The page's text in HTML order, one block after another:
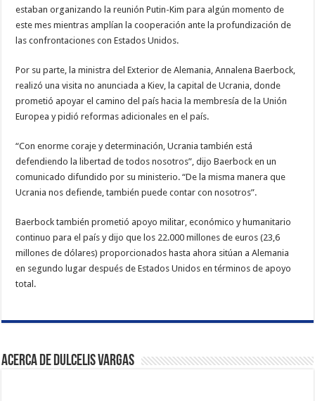
estaban organizando la reunión Putin-Kim para algún momento de
este mes mientras amplían la cooperación ante la profundización de
las confrontaciones con Estados Unidos.
Por su parte, la ministra del Exterior de Alemania, Annalena Baerbock,
realizó una visita no anunciada a Kiev, la capital de Ucrania, donde
prometió apoyar el camino del país hacia la membresía de la Unión
Europea y pidió reformas adicionales en el país.
“Con enorme coraje y determinación, Ucrania también está
defendiendo la libertad de todos nosotros”, dijo Baerbock en un
comunicado difundido por su ministerio. “De la misma manera que
Ucrania nos defiende, también puede contar con nosotros”.
Baerbock también prometió apoyo militar, económico y humanitario
continuo para el país y dijo que los 22.000 millones de euros (23,6
millones de dólares) proporcionados hasta ahora sitúan a Alemania
en segundo lugar después de Estados Unidos en términos de apoyo
total.
Acerca de Dulcelis Vargas